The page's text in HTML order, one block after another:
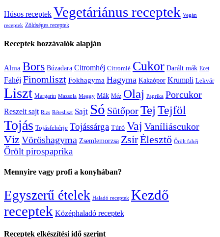
Húsos receptek Vegetáriánus receptek Vegán
receptek Zöldséges receptek
Receptek hozzávalók alapján
Alma Bors Búzadara Citromhéj Citromlé Cukor Darált mák Ecet
Fahéj Finomliszt Fokhagyma Hagyma Kakaópor Krumpli Lekvár
Liszt Margarin Mazsola Meggy Mák Méz Olaj Paprika Porcukor
Reszelt sajt Rizs Rétesliszt Sajt Só SütőporTej Tejföl
Tojás Tojásfehérje Tojássárga Túró Vaj Vaníliáscukor
Víz Vöröshagyma Zsemlemorzsa ZsírÉlesztő Őrölt fahéj
Őrölt pirospaprika
Mennyire vagy profi a konyhában?
Egyszerű ételek Haladó receptek Kezdő
receptek Középhaladó receptek
Receptek elkészítési idő szerint